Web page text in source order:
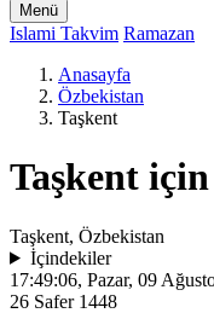
Menü
Islami Takvim Ramazan
Anasayfa
Özbekistan
Taşkent
Taşkent
Taşkent, Özbekistan
İçindekiler
17:49:06, Pazar, 09
26 Safer 1448